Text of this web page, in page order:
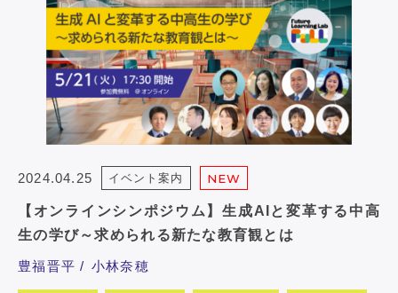
2024.04.25 イベント案内 NEW
【オンラインシンポジウム】生成AIと変革する中高
生の学び～求められる新たな教育観とは
豊福晋平 小林奈穂